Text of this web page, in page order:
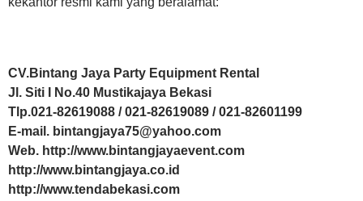
CV.Bintang Jaya Party Equipment Rental
Jl. Siti I No.40 Mustikajaya Bekasi
Tlp.021-82619088 / 021-82619089 / 021-82601199
E-mail. bintangjaya75@yahoo.com
Web. http://www.bintangjayaevent.com
http://www.bintangjaya.co.id
http://www.tendabekasi.com